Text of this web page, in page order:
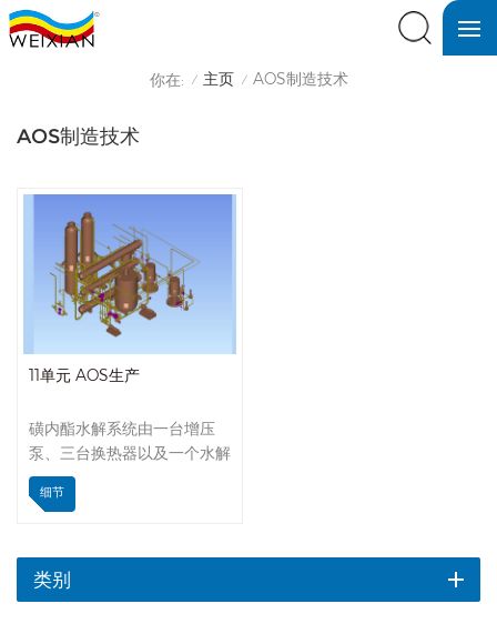
你在: / 主页 / AOS制造技术
AOS制造技术
11单元 AOS生产
磺内酯水解系统由一台增压
泵、三台换热器以及一个水解
器组成。α-烯烃磺酸盐经老化
后，输送至中和反应器。α-烯
高速搅拌中和，然后经加压输
送泵输送至换热器，通过两台
细节
类别